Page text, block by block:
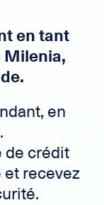
en tant
Milenia,
en
de crédit
recevez